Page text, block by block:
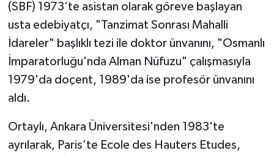
(SBF) 1973’te asistan olarak göreve başlayan
usta edebiyatçı, "Tanzimat Sonrası Mahalli
İdareler" başlıklı tezi ile doktor ünvanını, "Osmanlı
İmparatorluğu'nda Alman Nüfuzu" çalışmasıyla
1979'da doçent, 1989'da ise profesör ünvanını
aldı.
Ortaylı, Ankara Üniversitesi'nden 1983'te
ayrılarak, Paris’te Ecole des Hauters Etudes,